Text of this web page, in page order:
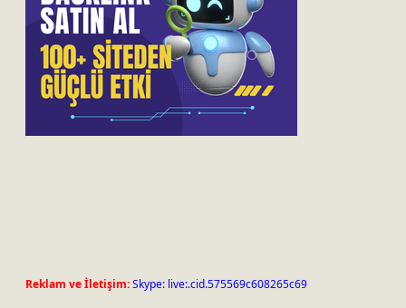
Reklam ve İletişim:Skype: live:.cid.575569c608265c69